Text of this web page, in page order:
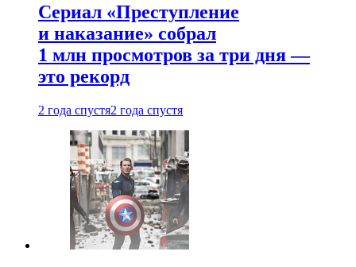
Сериал «Преступление
и наказание» собрал
1 млн просмотров за три дня —
это рекорд
2 года спустя2 года спустя